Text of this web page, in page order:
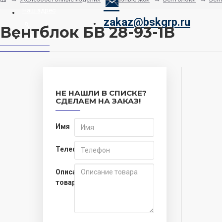
Заказать звонок
zakaz@bskgrp.ru
Вентблок БВ 28-93-1В
НЕ НАШЛИ В СПИСКЕ?
СДЕЛАЕМ НА ЗАКАЗ!
Имя
Телефон
Описание
товара